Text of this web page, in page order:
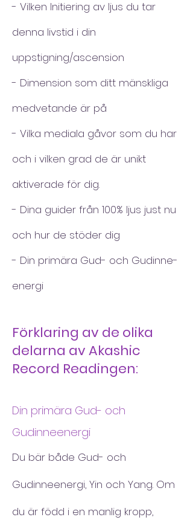
- Vilken Initiering av ljus du tar
denna livstid i din
uppstigning/ascension
- Dimension som ditt mänskliga
medvetande är på
- Vilka mediala gåvor som du har
och i vilken grad de är unikt
aktiverade för dig.
- Dina guider från 100% ljus just nu
och hur de stöder dig
- Din primära Gud- och Gudinne-
energi
Förklaring av de olika
delarna av Akashic
Record Readingen:
Din primära Gud- och
Gudinneenergi
Du bär både Gud- och
Gudinneenergi, Yin och Yang. Om
du är född i en manlig kropp,